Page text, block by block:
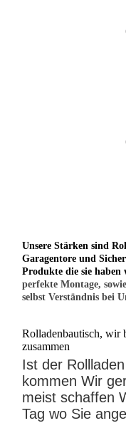
Unsere Stärken sind
Garagentore und
Produkte die sie haben
perfekte Montage,
selbst Verständnis bei
Rolladenbautisch, wir
zusammen
Ist der
kommen Wir
meist schaffen
Tag wo Sie